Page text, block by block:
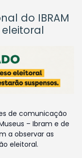
do IBRAM
de comunicação
– Ibram e de
a observar as
eleitoral.